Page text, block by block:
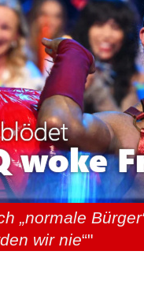
„normale
wir nie“"